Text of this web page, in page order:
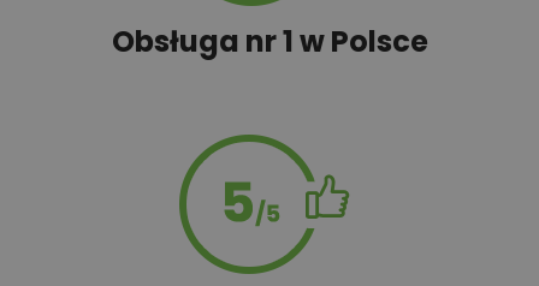
Rabat 10% na zakupy w OBI
Obsługa nr 1 w Polsce